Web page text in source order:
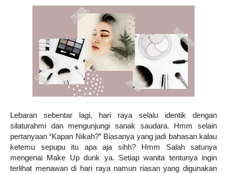
Lebaran sebentar lagi, hari raya selalu identik dengan
silaturahmi dan mengunjungi sanak saudara. Hmm selain
pertanyaan “Kapan Nikah?” Biasanya yang jadi bahasan kalau
ketemu sepupu itu apa aja sihh? Hmm Salah satunya
mengenai Make Up dunk ya. Setiap wanita tentunya ingin
terlihat menawan di hari raya namun riasan yang digunakan